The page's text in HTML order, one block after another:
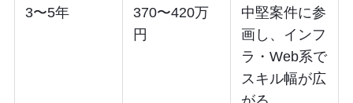
3〜5年
370〜420万
円
中堅案件に参
画し、インフ
ラ・Web系で
スキル幅が広